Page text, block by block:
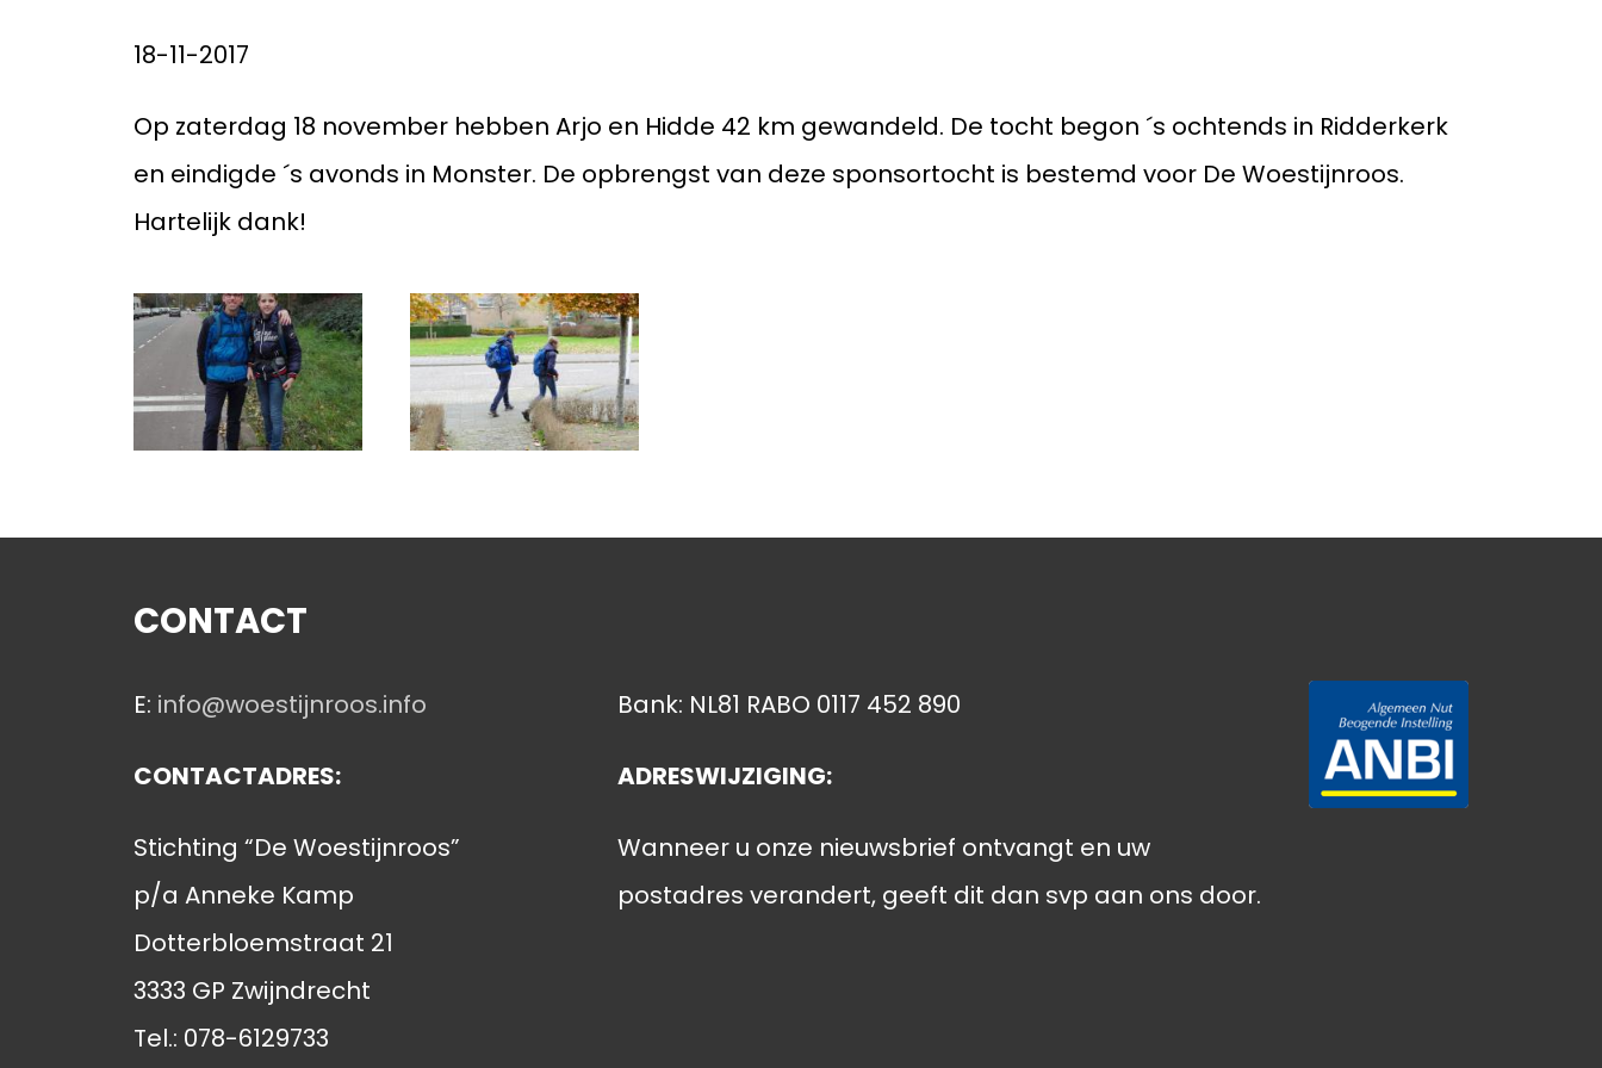
Stichting Sammy op
Woestijnroos 2024
plantenactie
Uitnodiging!
sportkantine
Kerstgroet 2024
18-11-2017
Op zaterdag 18 november hebben Arjo en Hidde 42 km gewandeld. De tocht begon ´s ochtends in Ridderkerk
en eindigde ´s avonds in Monster. De opbrengst van deze sponsortocht is bestemd voor De Woestijnroos.
Hartelijk dank!
CONTACT
E: info@woestijnroos.info
CONTACTADRES:
Stichting “De Woestijnroos”
p/a Anneke Kamp
Dotterbloemstraat 21
3333 GP Zwijndrecht
Tel.: 078-6129733
Bank: NL81 RABO 0117 452 890
ADRESWIJZIGING:
Wanneer u onze nieuwsbrief ontvangt en uw
postadres verandert, geeft dit dan svp aan ons door.